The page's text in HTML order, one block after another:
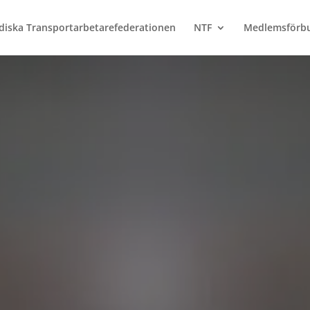
Transportarbetarefederationen NTF